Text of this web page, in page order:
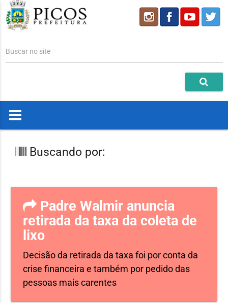
Buscar no site
Buscando por:
Padre Walmir anuncia
retirada da taxa da coleta de
lixo
Decisão da retirada da taxa foi por conta da
crise financeira e também por pedido das
pessoas mais carentes